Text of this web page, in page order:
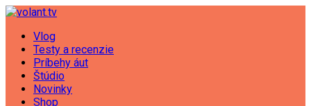
Vlog
Testy a recenzie
Príbehy áut
Štúdio
Novinky
Shop